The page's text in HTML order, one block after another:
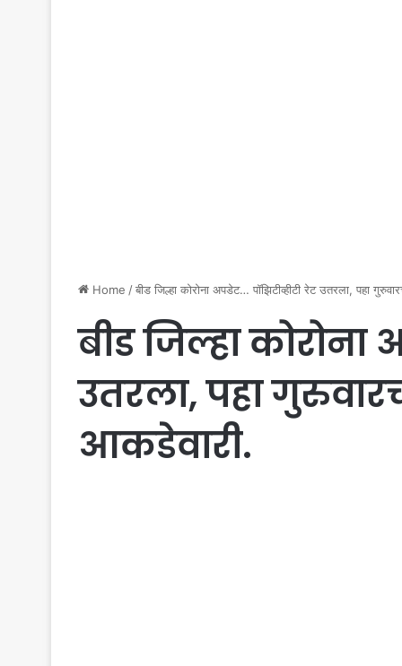
Home /बीड जिल्हा कोरोना अपडेट… पॉझिटीव्हीटी रेट उतरला, पहा
बीड जिल्हा कोरोना
उतरला, पहा
आकडेवारी.